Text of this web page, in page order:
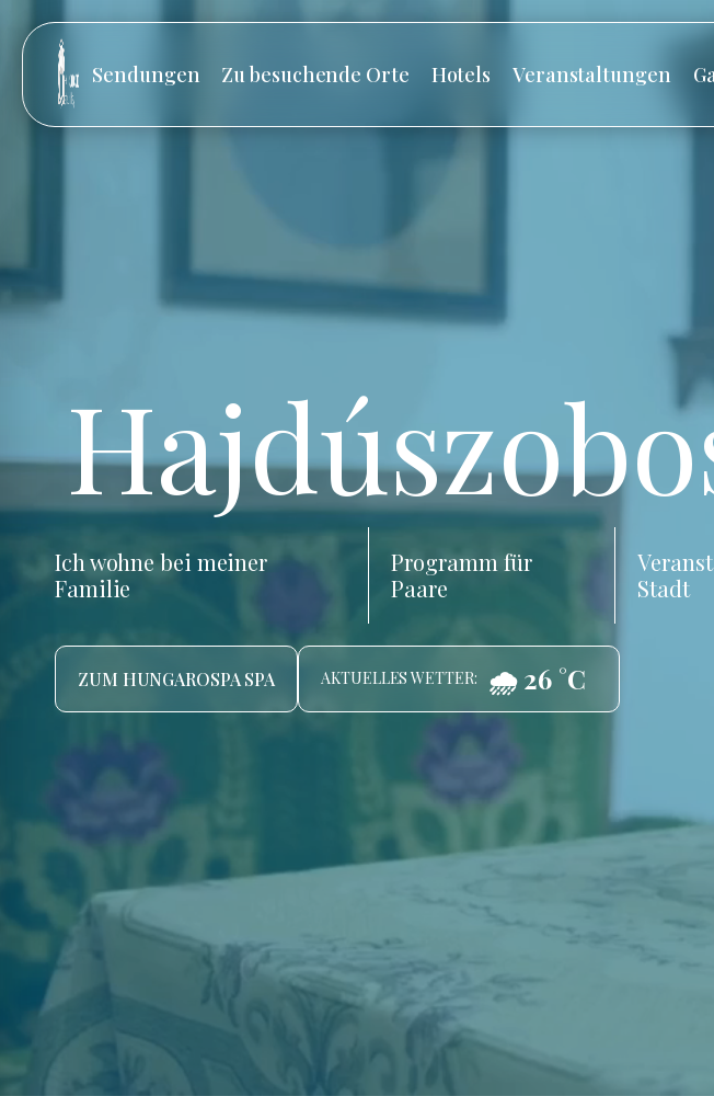
Sendungen Zu besuchende Orte Hotels Veranstaltungen
Ich wohne bei meiner
Familie
Programm für
Paare
Stadt
ZUM HUNGAROSPA SPA AKTUELLES WETTER: 🌧️ 26 °C